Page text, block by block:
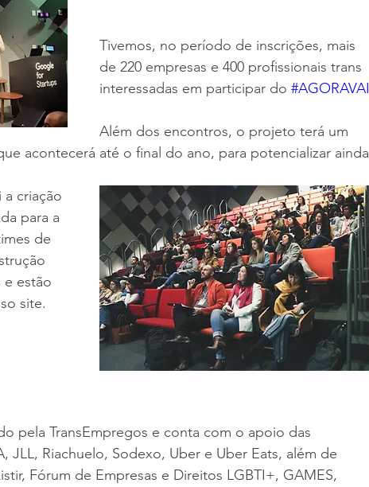
Tivemos, no período de inscrições, mais
de 220 empresas e 400 profissionais trans
interessadas em participar do #AGORAVAI
Além dos encontros, o projeto terá um
acontecerá até o final do ano, para potencializar ainda
criação
para a
de
estão
site.
pela TransEmpregos e conta com o apoio das
JLL, Riachuelo, Sodexo, Uber e Uber Eats, além de
Fórum de Empresas e Direitos LGBTI+, GAMES,